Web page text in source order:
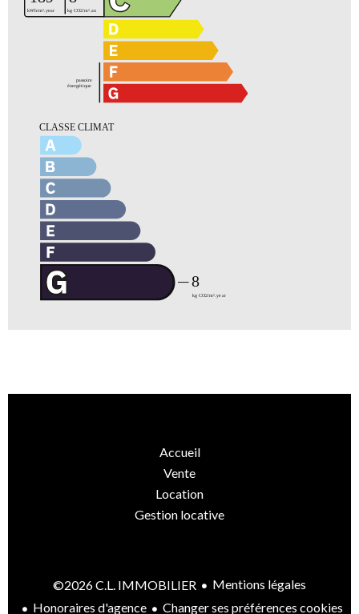
Accueil
Vente
Location
Gestion locative
©2026 C.L. IMMOBILIER
Mentions légales
Honoraires d'agence
Changer ses préférences cookies